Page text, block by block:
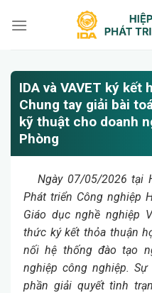
qua
IDA và VAVET ký
Chung tay giải bài
kỹ thuật cho doanh
Phòng
Ngày 07/05/2026 tại
Phát triển Công nghiệp
Giáo dục nghề nghiệp
thức ký kết thỏa thuận
nối hệ thống đào tạo
nghiệp công nghiệp.
phần giải quyết tình